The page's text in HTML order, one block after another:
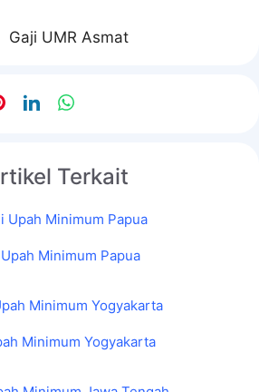
Gaji UMR Asmat
Terkait
Minimum Papua
Minimum Yogyakarta